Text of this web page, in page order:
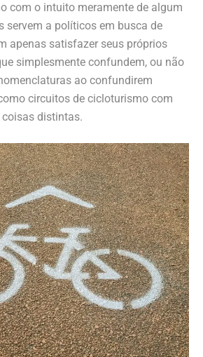
com o intuito meramente de algum
servem a políticos em busca de
apenas satisfazer seus próprios
simplesmente confundem, ou não
ao confundirem
circuitos de cicloturismo com
distintas.